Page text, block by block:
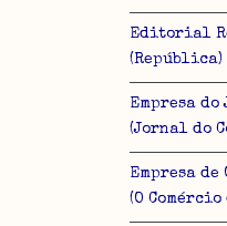
Os resultados obtidos
.csv para importação
Editorial
(República)
Empresa
(Jornal do
Empresa de
(O Comércio